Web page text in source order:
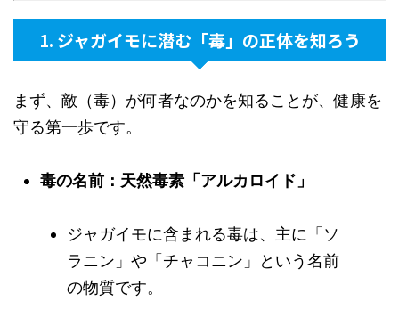
1. ジャガイモに潜む「毒」の正体を知ろう
まず、敵（毒）が何者なのかを知ることが、健康を
守る第一歩です。
毒の名前：天然毒素「アルカロイド」
ジャガイモに含まれる毒は、主に「ソ
ラニン」や「チャコニン」という名前
の物質です。